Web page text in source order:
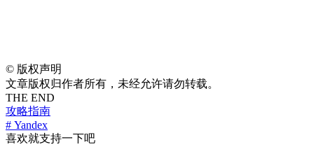
© 版权声明
文章版权归作者所有，未经允许请勿转载。
THE END
攻略指南
# Yandex
喜欢就支持一下吧